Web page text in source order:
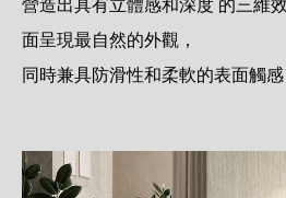
營造出具有立體感和深度 的三維
面呈現最自然的外觀，
同時兼具防滑性和柔軟的表面觸感